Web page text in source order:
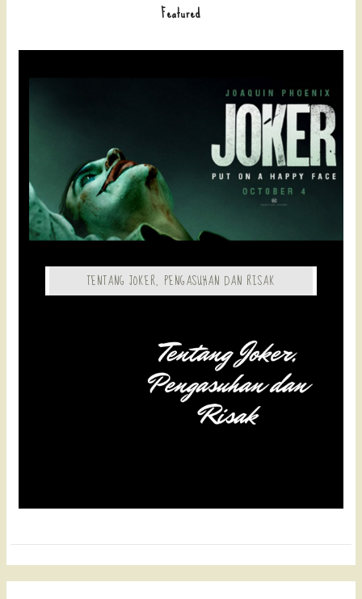
Featured
TENTANG JOKER, PENGASUHAN DAN RISAK